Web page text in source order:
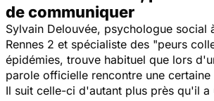
de communiquer
Sylvain Delouvée, psychologue social
Rennes 2 et spécialiste des "peurs
épidémies, trouve habituel que lors
parole officielle rencontre une certaine
Il suit celle-ci d'autant plus près qu'il a